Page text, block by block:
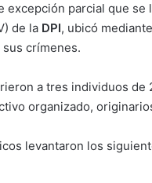
parcial que se
de la DPI, ubicó
crímenes.
a tres individuos de
organizado,
levantaron los